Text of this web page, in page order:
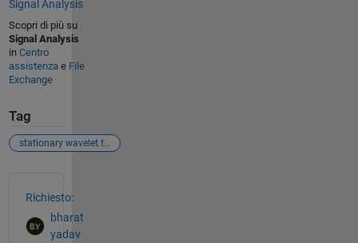
Signal Analysis
Scopri di più su
Signal Analysis
in Centro
assistenza e File
Exchange
Tag
stationary wavelet transform
Richiesto:
bharat
yadav